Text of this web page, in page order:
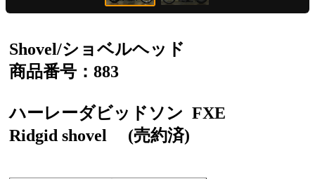
Shovel/ショベルヘッド
商品番号：883
ハーレーダビッドソン FXE
Ridgid shovel
(売約済)